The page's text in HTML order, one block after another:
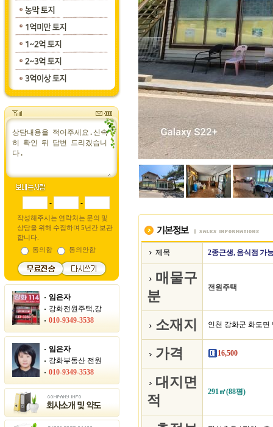
- -
작성해주시는 연락처는 문의 및
상담을 위해 수집하며 5년간 보관
합니다.
동의함
동의안함
임은자
강화전원주택,강
010-9349-3538
임은자
강화부동산 전원
010-9349-3538
제목 2종근생, 음식점 가
매물구
분
전원주택
소재지 인천 강화군 화도면
가격 16,500
대지면
적
291㎡(88평)